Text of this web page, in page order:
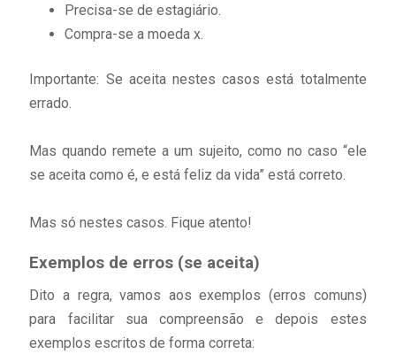
Precisa-se de estagiário.
Compra-se a moeda x.
Importante: Se aceita nestes casos está totalmente
errado.
Mas quando remete a um sujeito, como no caso “ele
se aceita como é, e está feliz da vida” está correto.
Mas só nestes casos. Fique atento!
Exemplos de erros (se aceita)
Dito a regra, vamos aos exemplos (erros comuns)
para facilitar sua compreensão e depois estes
exemplos escritos de forma correta: